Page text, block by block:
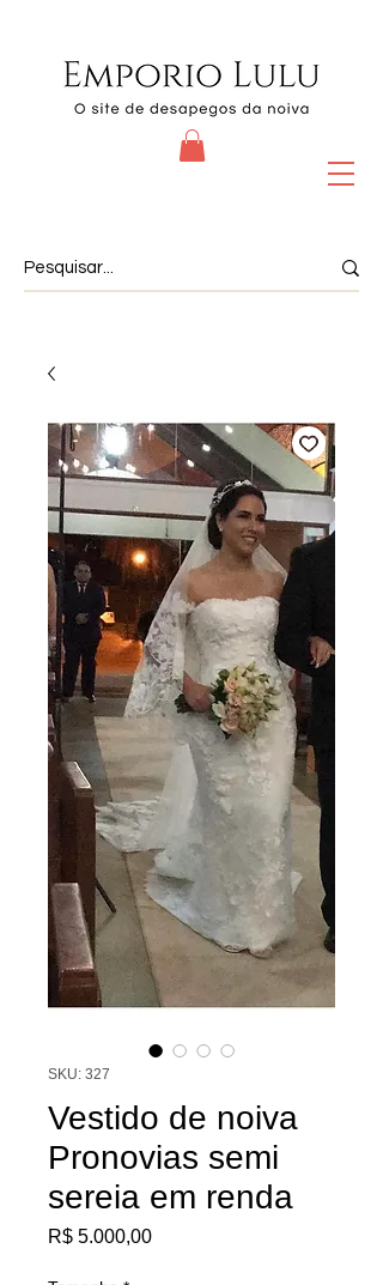
SKU: 327
Vestido de noiva
Pronovias semi
sereia em renda
R$ 5.000,00Preço